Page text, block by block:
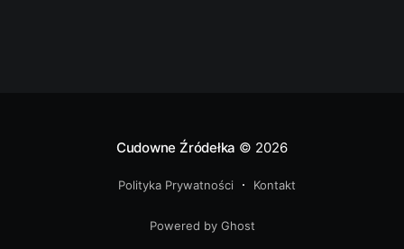
Cudowne Źródełka © 2026
Polityka Prywatności Kontakt
Powered by Ghost